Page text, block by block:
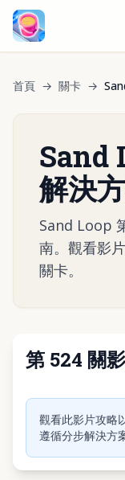
首頁 → 關卡 →
Sand
解決
Sand Loop
南。觀看影
關卡。
第 524 關
觀看此影片攻略
遵循分步解決方